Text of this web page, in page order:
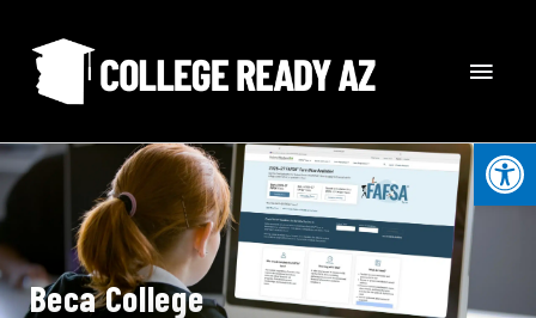
content
Beca College